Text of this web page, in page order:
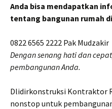
Anda bisa mendapatkan
tentang bangunan rumah
0822 6565 2222 Pak Mudzakir
Dengan senang hati dan
pembangunan Anda.
Dlidirkonstruksi Kontraktor
nonstop untuk